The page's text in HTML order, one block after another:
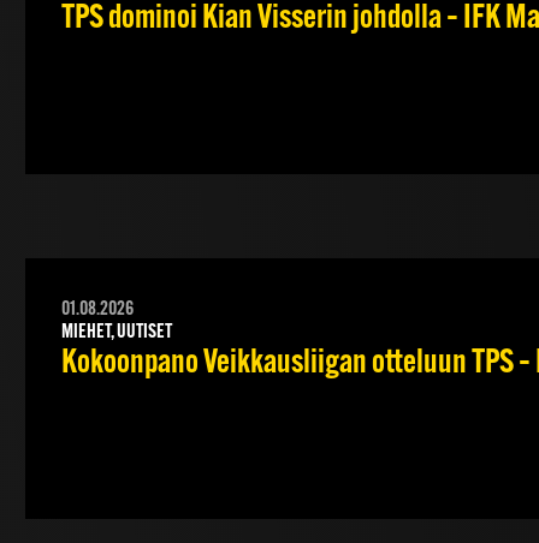
TPS dominoi Kian Visserin johdolla – IFK
01.08.2026
MIEHET, UUTISET
Kokoonpano Veikkausliigan otteluun TPS